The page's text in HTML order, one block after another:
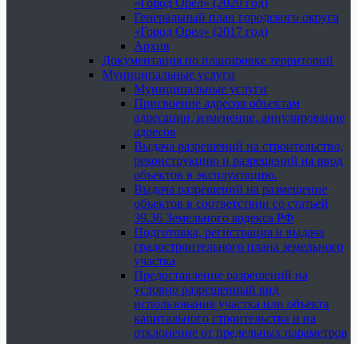
«Город Орел» (2020 год)
Генеральный план городского округа
«Город Орел» (2017 год)
Архив
Документация по планировке территорий
Муниципальные услуги
Муниципальные услуги
Присвоение адресов объектам
адресации, изменение, аннулирование
адресов
Выдача разрешений на строительство,
реконструкцию и разрешений на ввод
объектов в эксплуатацию.
Выдача разрешений на размещение
объектов в соответствии со статьей
39.36 Земельного кодекса РФ
Подготовка, регистрация и выдача
градостроительного плана земельного
участка
Предоставление разрешений на
условно разрешенный вид
использования участка или объекта
капитального строительства и на
отклонение от предельных параметров